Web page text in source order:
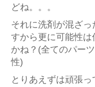
どね。。。
それに洗剤が混ざっ
すから更に可能性
かね？(全てのパー
性)
とりあえずは頑張